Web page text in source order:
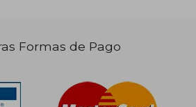
$ 104.471
52.235
40%
dcto. $
Formas de Pago